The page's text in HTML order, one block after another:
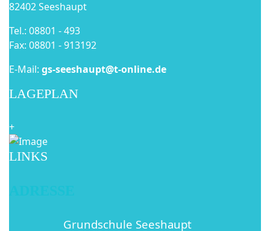
82402 Seeshaupt
Tel.: 08801 - 493
Fax: 08801 - 913192
E-Mail: gs-seeshaupt@t-online.de
LAGEPLAN
+
LINKS
Grundschule Seeshaupt